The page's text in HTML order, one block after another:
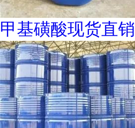
甲基磺酸现货直销